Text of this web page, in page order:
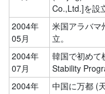
Co.,Ltd.]を設
2004年
05月
米国アラバマ
立。
2004年
07月
韓国で初めて
Stability
2004年
中国に万都 (